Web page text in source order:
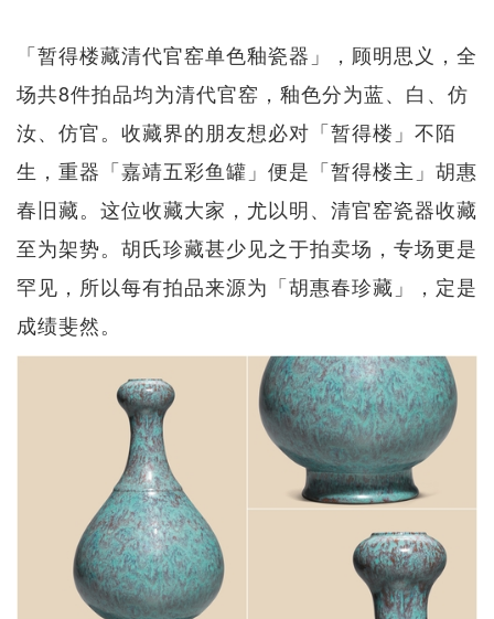
「暂得楼藏清代官窑单色釉瓷器」，顾明思义，全
场共8件拍品均为清代官窑，釉色分为蓝、白、仿
汝、仿官。收藏界的朋友想必对「暂得楼」不陌
生，重器「嘉靖五彩鱼罐」便是「暂得楼主」胡惠
春旧藏。这位收藏大家，尤以明、清官窑瓷器收藏
至为架势。胡氏珍藏甚少见之于拍卖场，专场更是
罕见，所以每有拍品来源为「胡惠春珍藏」，定是
成绩斐然。